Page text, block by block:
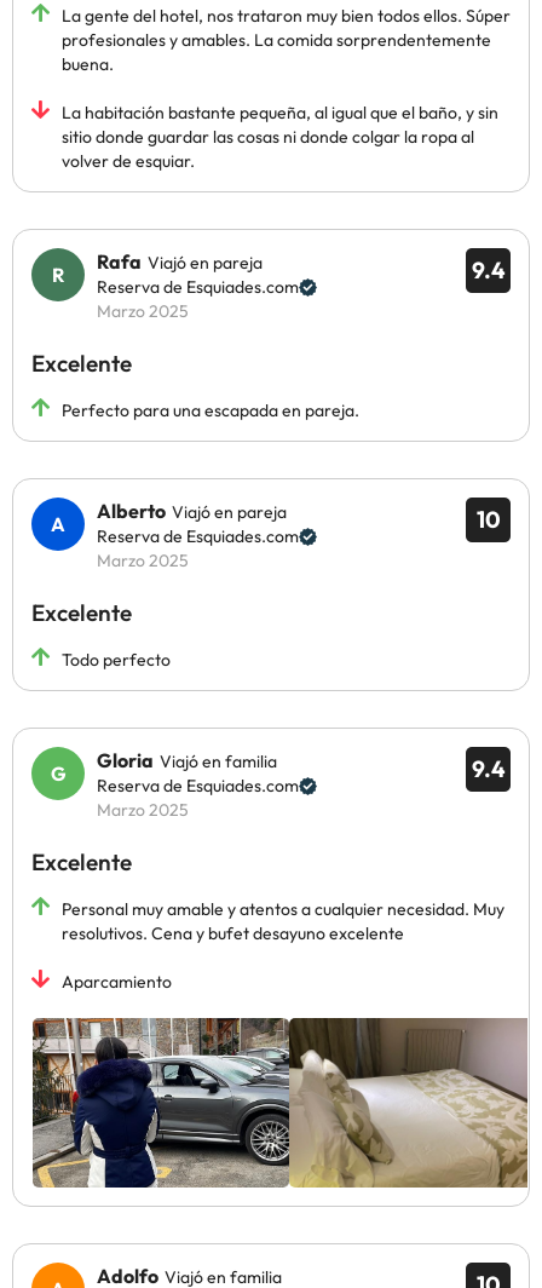
La gente del hotel, nos trataron muy bien todos ellos. Súper
profesionales y amables. La comida sorprendentemente
buena.
La habitación bastante pequeña, al igual que el baño, y sin
sitio donde guardar las cosas ni donde colgar la ropa al
volver de esquiar.
9.4
Rafa Viajó en pareja
Reserva de Esquiades.com
Marzo 2025
Excelente
Perfecto para una escapada en pareja.
10
Alberto Viajó en pareja
Reserva de Esquiades.com
Marzo 2025
Excelente
Todo perfecto
9.4
Gloria Viajó en familia
Reserva de Esquiades.com
Marzo 2025
Excelente
Personal muy amable y atentos a cualquier necesidad. Muy
resolutivos. Cena y bufet desayuno excelente
Aparcamiento
Adolfo Viajó en familia